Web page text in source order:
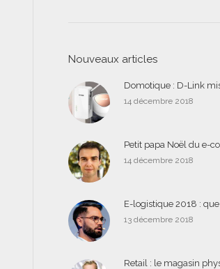
Nouveaux articles
Domotique : D-Link
14 décembre 2018
Petit papa Noël du e-
14 décembre 2018
E-logistique 2018 :
13 décembre 2018
Retail : le magasin